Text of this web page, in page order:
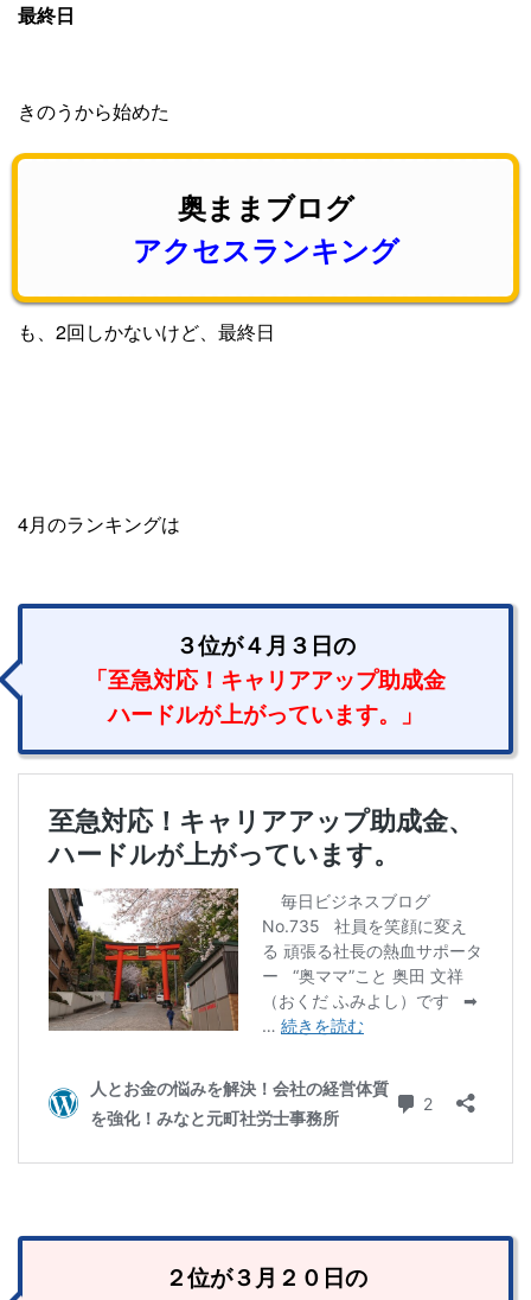
最終日
きのうから始めた
奥ままブログ
アクセスランキング
も、2回しかないけど、最終日
4月のランキングは
３位が４月３日の
「至急対応！キャリアアップ助成金
ハードルが上がっています。」
２位が３月２０日の